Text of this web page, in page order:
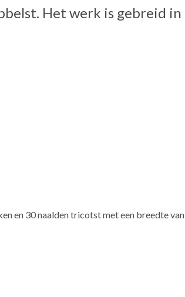
Het werk is gebreid in
en 30 naalden tricotst met een breedte